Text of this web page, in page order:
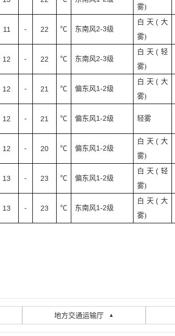
雾)
11 - 22 ℃ 东南风 2-3级
白天 ( 大
雾)
12 - 22 ℃ 东南风 2-3级
白天 ( 轻
雾)
12 - 21 ℃ 偏东风 1-2级
白天 ( 大
雾)
12 - 21 ℃ 偏东风 1-2级 轻雾
12 - 20 ℃ 偏东风 1-2级
白天 ( 大
雾)
13 - 23 ℃ 偏东风 1-2级
白天 ( 轻
雾)
13 - 23 ℃ 东南风 1-2级
白天 ( 大
雾)
地方交通运输厅 ▲